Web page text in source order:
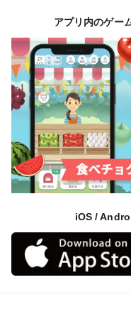
アプリ内のゲー
iOS /